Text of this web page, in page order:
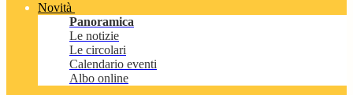
Novità
Panoramica
Le notizie
Le circolari
Calendario eventi
Albo online